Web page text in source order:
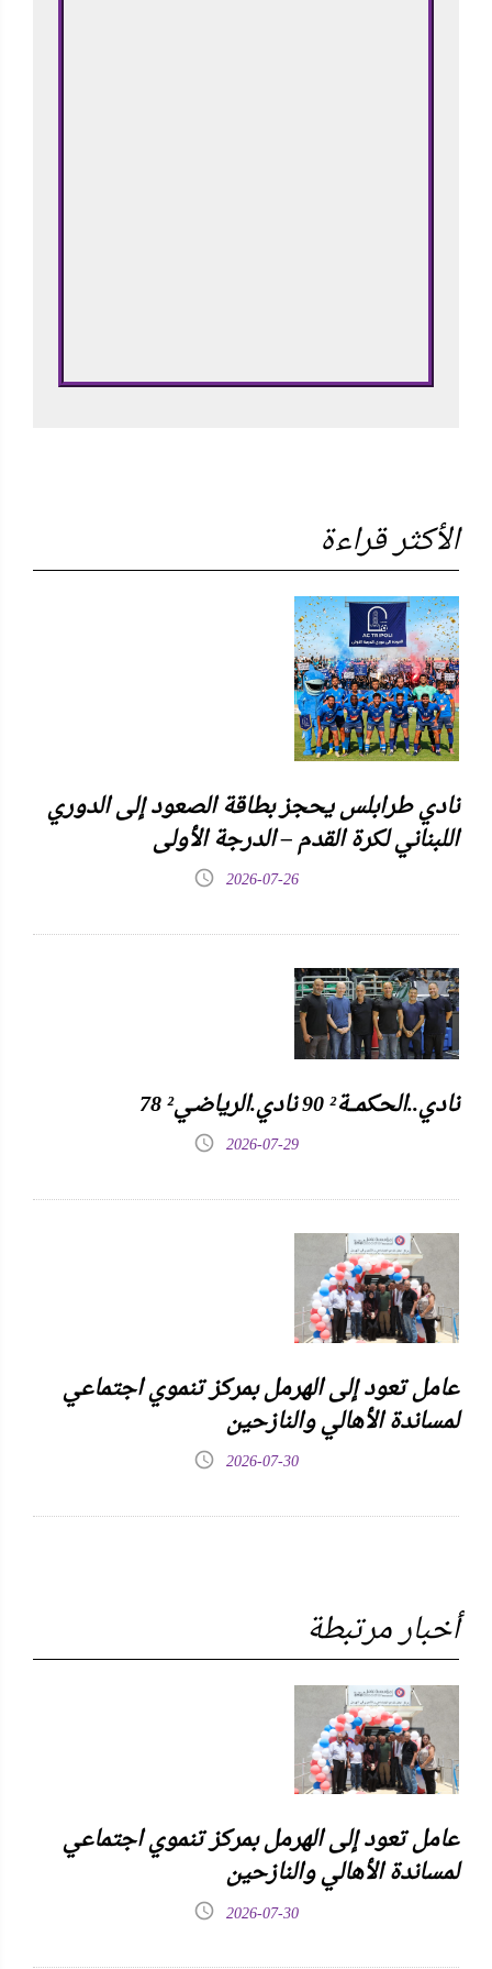
الأكثر قراءة
نادي طرابلس يحجز بطاقة الصعود إلى الدوري
اللبناني لكرة القدم – الدرجة الأولى
2026-07-26
نادي..الحكمـــة² 90 نادي.الرياضـي² 78
2026-07-29
عامل تعود إلى الهرمل بمركز تنموي اجتماعي
لمساندة الأهالي والنازحين
2026-07-30
أخبار مرتبطة
عامل تعود إلى الهرمل بمركز تنموي اجتماعي
لمساندة الأهالي والنازحين
2026-07-30